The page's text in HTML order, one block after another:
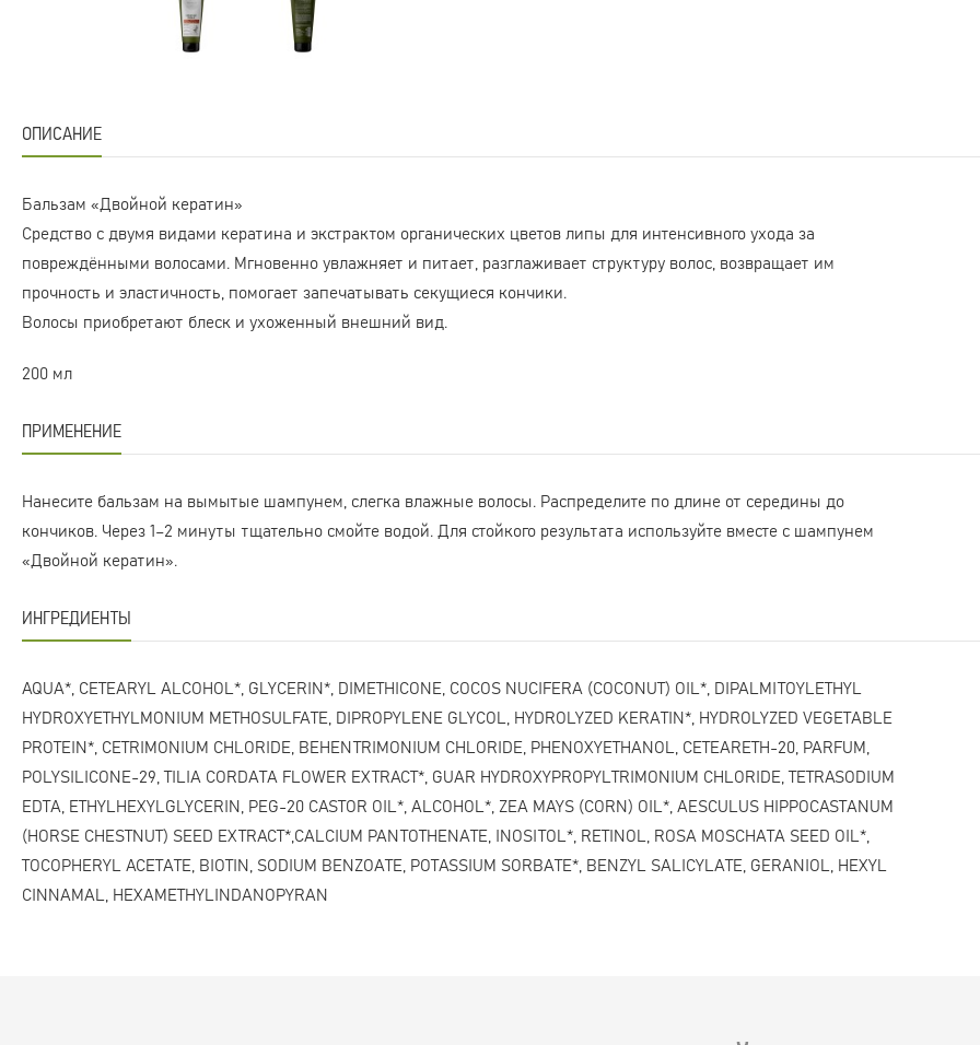
ОПИСАНИЕ
Бальзам «Двойной кератин»
Средство с двумя видами кератина и экстрактом органических цветов липы для интенсивного ухода за
повреждёнными волосами. Мгновенно увлажняет и питает, разглаживает структуру волос, возвращает им
прочность и эластичность, помогает запечатывать секущиеся кончики.
Волосы приобретают блеск и ухоженный внешний вид.
200 мл
ПРИМЕНЕНИЕ
Нанесите бальзам на вымытые шампунем, слегка влажные волосы. Распределите по длине от середины до
кончиков. Через 1–2 минуты тщательно смойте водой. Для стойкого результата используйте вместе с шампунем
«Двойной кератин».
ИНГРЕДИЕНТЫ
AQUA*, CETEARYL ALCOHOL*, GLYCERIN*, DIMETHICONE, COCOS NUCIFERA (COCONUT) OIL*, DIPALMITOYLETHYL
HYDROXYETHYLMONIUM METHOSULFATE, DIPROPYLENE GLYCOL, HYDROLYZED KERATIN*, HYDROLYZED VEGETABLE
PROTEIN*, CETRIMONIUM CHLORIDE, BEHENTRIMONIUM CHLORIDE, PHENOXYETHANOL, CETEARETH-20, PARFUM,
POLYSILICONE-29, TILIA CORDATA FLOWER EXTRACT*, GUAR HYDROXYPROPYLTRIMONIUM CHLORIDE, TETRASODIUM
EDTA, ETHYLHEXYLGLYCERIN, PEG-20 CASTOR OIL*, ALCOHOL*, ZEA MAYS (CORN) OIL*, AESCULUS HIPPOCASTANUM
(HORSE CHESTNUT) SEED EXTRACT*,CALCIUM PANTOTHENATE, INOSITOL*, RETINOL, ROSA MOSCHATA SEED OIL*,
TOCOPHERYL ACETATE, BIOTIN, SODIUM BENZOATE, POTASSIUM SORBATE*, BENZYL SALICYLATE, GERANIOL, HEXYL
CINNAMAL, HEXAMETHYLINDANOPYRAN